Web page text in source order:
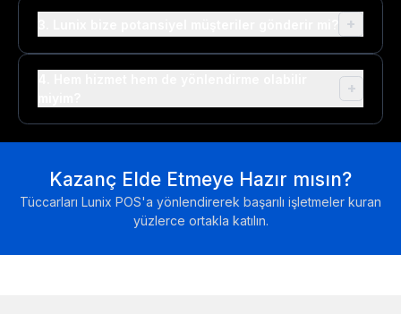
+
+
Kazanç Elde Etmeye Hazır mısın?
Tüccarları Lunix POS'a yönlendirerek başarılı işletmeler kuran
yüzlerce ortakla katılın.